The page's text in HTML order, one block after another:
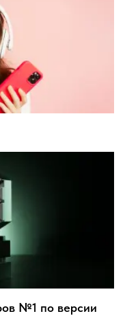
№1 по версии